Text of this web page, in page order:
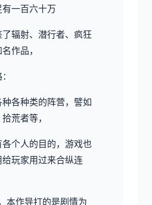
一百六十万
辐射、潜行者、疯狂
作品，
各种类的阵营，譬如
荒者等，
个人的目的，游戏也
玩家用过来合纵连
本作导打的是剧情为